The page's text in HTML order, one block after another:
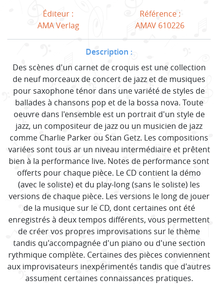
Éditeur :
AMA Verlag
Référence :
AMAV 610226
Description :
Des scènes d'un carnet de croquis est une collection
de neuf morceaux de concert de jazz et de musiques
pour saxophone ténor dans une variété de styles de
ballades à chansons pop et de la bossa nova. Toute
oeuvre dans l'ensemble est un portrait d'un style de
jazz, un compositeur de jazz ou un musicien de jazz
comme Charlie Parker ou Stan Getz. Les compositions
variées sont tous ar un niveau intermédiaire et prêtent
bien à la performance live. Notes de performance sont
offerts pour chaque pièce. Le CD contient la démo
(avec le soliste) et du play-long (sans le soliste) les
versions de chaque pièce. Les versions le long de jouer
de la musique sur le CD, dont certaines ont été
enregistrés à deux tempos différents, vous permettent
de créer vos propres improvisations sur le thème
tandis qu'accompagnée d'un piano ou d'une section
rythmique complète. Certaines des pièces conviennent
aux improvisateurs inexpérimentés tandis que d'autres
assument certaines connaissances pratiques.